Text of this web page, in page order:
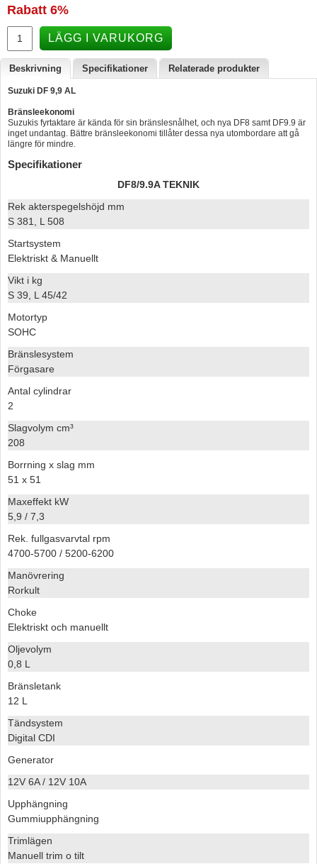
Webasto - Dieselvärmare
Kamasa Tools - Verktyg
Calix - Packline - Takboxar
Thule - Takboxar
Thule - Lasthållare
LAGERRENSING
Begagnade Motorer & Båtar
Rabatt 6%
LÄGG I VARUKORG
Beskrivning Specifikationer Relaterade produkter
Suzuki DF 9,9 AL
Bränsleekonomi
Suzukis fyrtaktare är kända för sin bränslesnålhet, och nya DF8 samt DF9.9 är
inget undantag. Bättre bränsleekonomi tillåter dessa nya utombordare att gå
längre för mindre.
Specifikationer
DF8/9.9A TEKNIK
Rek akterspegelshöjd mm
S 381, L 508
Startsystem
Elektriskt & Manuellt
Vikt i kg
S 39, L 45/42
Motortyp
SOHC
Bränslesystem
Förgasare
Antal cylindrar
2
Slagvolym cm³
208
Borrning x slag mm
51 x 51
Maxeffekt kW
5,9 / 7,3
Rek. fullgasvarvtal rpm
4700-5700 / 5200-6200
Manövrering
Rorkult
Choke
Elektriskt och manuellt
Oljevolym
0,8 L
Bränsletank
12 L
Tändsystem
Digital CDI
Generator
12V 6A / 12V 10A
Upphängning
Gummiupphängning
Trimlägen
Manuell trim o tilt